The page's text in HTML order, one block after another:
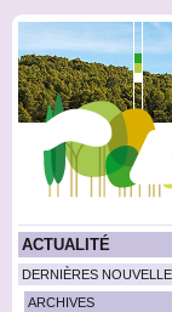
ACTUALITÉ
DERNIÈRES
ARCHIVES